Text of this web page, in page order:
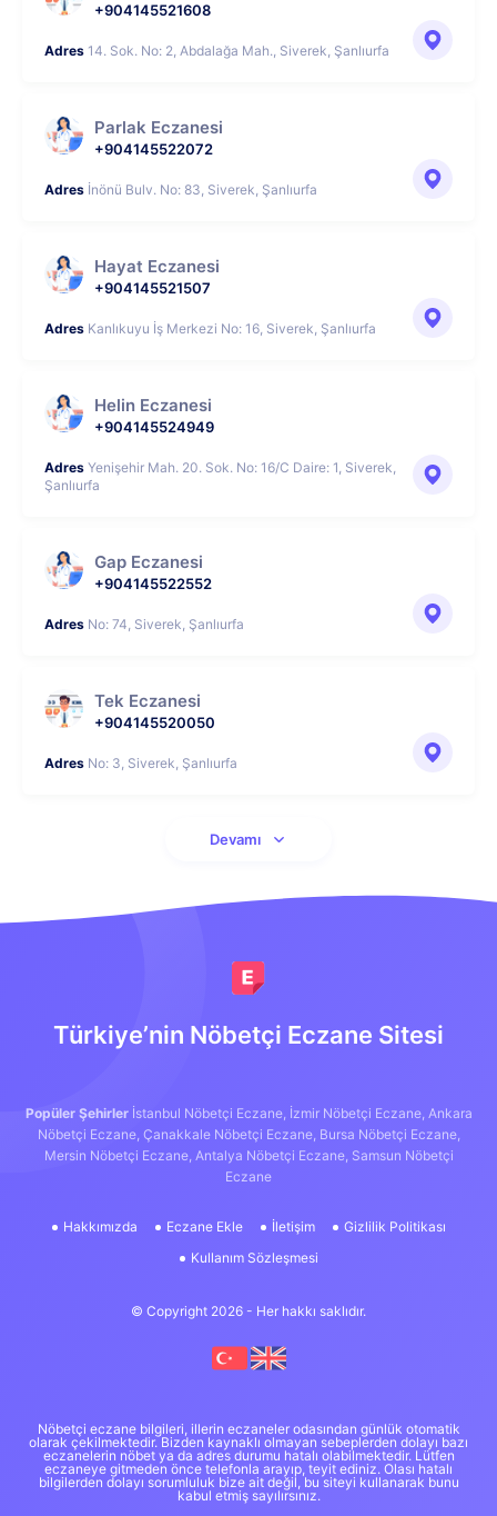
+904145521608
Adres 14. Sok. No: 2, Abdalağa Mah., Siverek, Şanlıurfa
Parlak Eczanesi
+904145522072
Adres İnönü Bulv. No: 83, Siverek, Şanlıurfa
Hayat Eczanesi
+904145521507
Adres Kanlıkuyu İş Merkezi No: 16, Siverek, Şanlıurfa
Helin Eczanesi
+904145524949
Adres Yenişehir Mah. 20. Sok. No: 16/C Daire: 1, Siverek,
Şanlıurfa
Gap Eczanesi
+904145522552
Adres No: 74, Siverek, Şanlıurfa
Tek Eczanesi
+904145520050
Adres No: 3, Siverek, Şanlıurfa
Devamı
Türkiye’nin Nöbetçi Eczane Sitesi
Popüler Şehirler İstanbul Nöbetçi Eczane, İzmir Nöbetçi Eczane, Ankara
Nöbetçi Eczane, Çanakkale Nöbetçi Eczane, Bursa Nöbetçi Eczane,
Mersin Nöbetçi Eczane, Antalya Nöbetçi Eczane, Samsun Nöbetçi
Eczane
Hakkımızda Eczane Ekle İletişim
Gizlilik Politikası
Kullanım Sözleşmesi
© Copyright 2026 - Her hakkı saklıdır.
Nöbetçi eczane bilgileri, illerin eczaneler odasından günlük otomatik
olarak çekilmektedir. Bizden kaynaklı olmayan sebeplerden dolayı bazı
eczanelerin nöbet ya da adres durumu hatalı olabilmektedir. Lütfen
eczaneye gitmeden önce telefonla arayıp, teyit ediniz. Olası hatalı
bilgilerden dolayı sorumluluk bize ait değil, bu siteyi kullanarak bunu
kabul etmiş sayılırsınız.